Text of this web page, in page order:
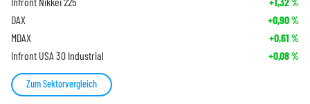
%
DAX +0,90%
MDAX +0,61 %
Infront USA 30 Industrial +0,08%
Zum Sektorvergleich